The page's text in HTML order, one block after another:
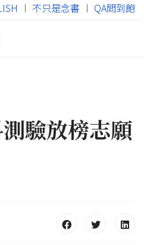
︱ 不只是念書 ︱ QA問到飽
驗放榜志願